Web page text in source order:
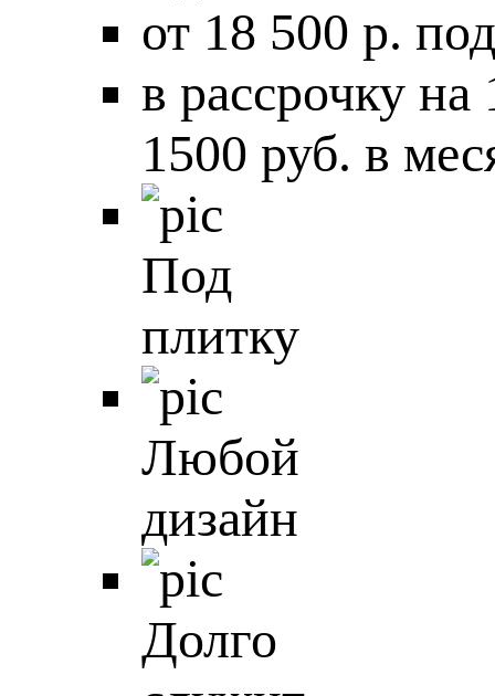
от 18 500 р.
в рассрочку на
1500 руб. в
Под
плитку
Любой
дизайн
Долго